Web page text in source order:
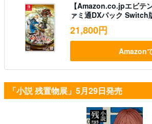
【Amazon.co.jpエビテ
ァミ通DXパック Switch
21,800円
Amazon
「小説 残置物展」5月29日発売